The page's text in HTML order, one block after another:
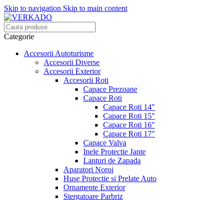
Skip to navigation Skip to main content
Categorie
Accesorii Autoturisme
Accesorii Diverse
Accesorii Exterior
Accesorii Roti
Capace Prezoane
Capace Roti
Capace Roti 14"
Capace Roti 15"
Capace Roti 16"
Capace Roti 17"
Capace Valva
Inele Protectie Jante
Lanturi de Zapada
Aparatori Noroi
Huse Protectie si Prelate Auto
Ornamente Exterior
Stergatoare Parbriz